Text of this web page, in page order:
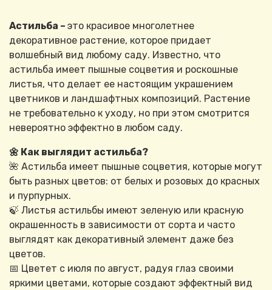
Астильба – это красивое многолетнее
декоративное растение, которое придает
волшебный вид любому саду. Известно, что
астильба имеет пышные соцветия и роскошные
листья, что делает ее настоящим украшением
цветников и ландшафтных композиций. Растение
не требовательно к уходу, но при этом смотрится
невероятно эффектно в любом саду.
🌼 Как выглядит астильба?
🌺 Астильба имеет пышные соцветия, которые могут
быть разных цветов: от белых и розовых до красных
и пурпурных.
🍃 Листья астильбы имеют зеленую или красную
окрашенность в зависимости от сорта и часто
выглядят как декоративный элемент даже без
цветов.
📅 Цветет с июля по август, радуя глаз своими
яркими цветами, которые создают эффектный вид